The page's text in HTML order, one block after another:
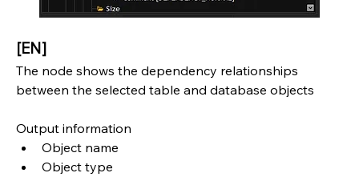
[EN]
The node shows the dependency relationships
between the selected table and database objects
Output information
Object name
Object type